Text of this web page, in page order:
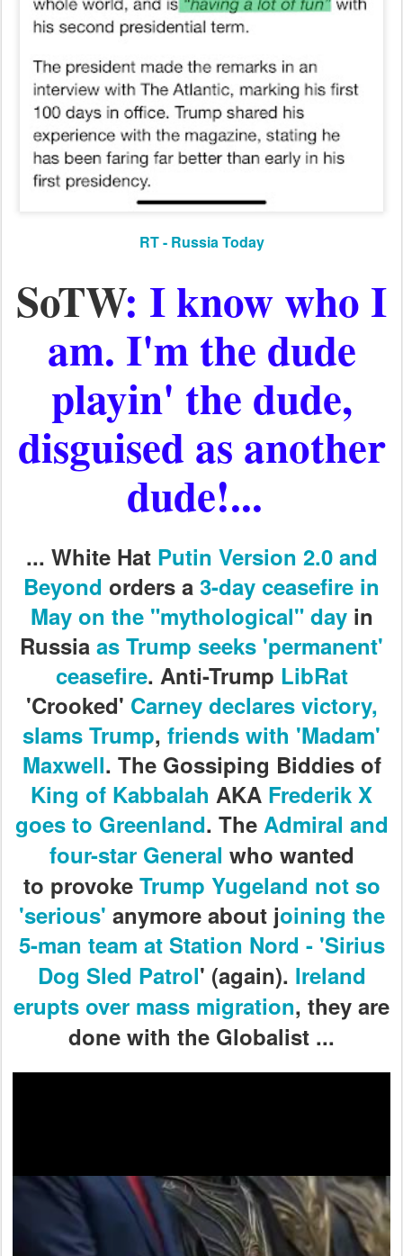
RT - Russia Today
SoTW: I know who I
am. I'm the dude
playin' the dude,
disguised as another
dude!...
... White Hat Putin Version 2.0 and
Beyond orders a 3-day ceasefire in
May on the "mythological" dayin
Russia as Trump seeks 'permanent'
ceasefire. Anti-Trump LibRat
'Crooked' Carney declares victory,
slams Trump, friends with 'Madam'
Maxwell. The Gossiping Biddies of
King of Kabbalah AKA Frederik X
goes to Greenland. The Admiral and
four-star General who wanted
to provoke Trump Yugeland not so
'serious' anymore about joining the
5-man team at Station Nord - 'Sirius
Dog Sled Patrol' (again). Ireland
erupts over mass migration, they are
done with the Globalist ...